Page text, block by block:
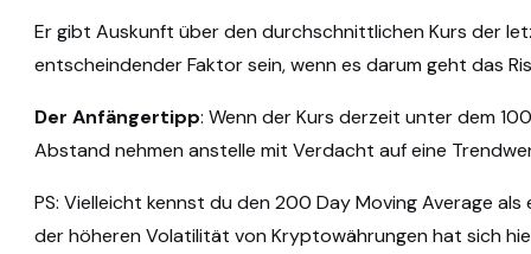
Er gibt Auskunft über den durchschnittlichen Kurs der
entscheindender Faktor sein, wenn es darum geht das
Der Anfängertipp: Wenn der Kurs derzeit unter dem
Abstand nehmen anstelle mit Verdacht auf eine
PS: Vielleicht kennst du den 200 Day Moving Average
der höheren Volatilität von Kryptowährungen hat sich